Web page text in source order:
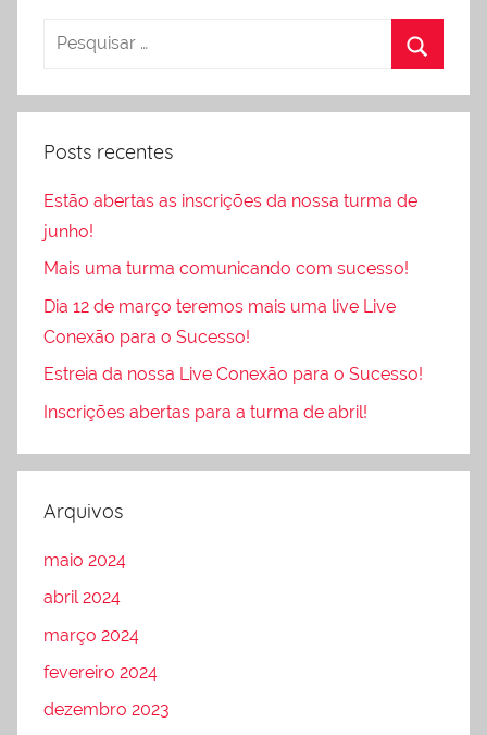
Posts recentes
Estão abertas as inscrições da nossa turma de
junho!
Mais uma turma comunicando com sucesso!
Dia 12 de março teremos mais uma live Live
Conexão para o Sucesso!
Estreia da nossa Live Conexão para o Sucesso!
Inscrições abertas para a turma de abril!
Arquivos
maio 2024
abril 2024
março 2024
fevereiro 2024
dezembro 2023